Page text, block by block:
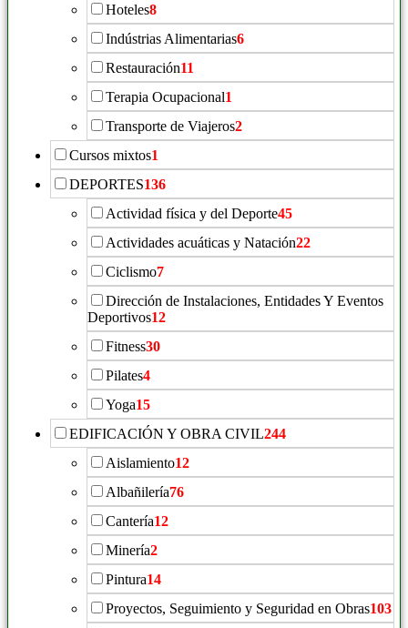
Hoteles8
Indústrias Alimentarias6
Restauración11
Terapia Ocupacional1
Transporte de Viajeros2
Cursos mixtos1
DEPORTES136
Actividad física y del Deporte45
Actividades acuáticas y Natación22
Ciclismo7
Dirección de Instalaciones, Entidades Y Eventos
Deportivos12
Fitness30
Pilates4
Yoga15
EDIFICACIÓN Y OBRA CIVIL244
Aislamiento12
Albañilería76
Cantería12
Minería2
Pintura14
Proyectos, Seguimiento y Seguridad en Obras103